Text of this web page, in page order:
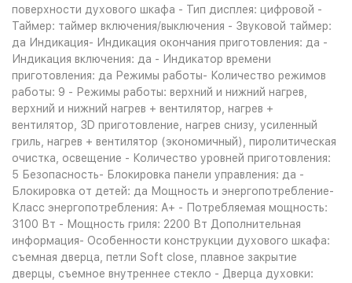
поверхности духового шкафа - Тип дисплея: цифровой -
Таймер: таймер включения/выключения - Звуковой таймер:
да Индикация- Индикация окончания приготовления: да -
Индикация включения: да - Индикатор времени
приготовления: да Режимы работы- Количество режимов
работы: 9 - Режимы работы: верхний и нижний нагрев,
верхний и нижний нагрев + вентилятор, нагрев +
вентилятор, 3D приготовление, нагрев снизу, усиленный
гриль, нагрев + вентилятор (экономичный), пиролитическая
очистка, освещение - Количество уровней приготовления:
5 Безопасность- Блокировка панели управления: да -
Блокировка от детей: да Мощность и энергопотребление-
Класс энергопотребления: A+ - Потребляемая мощность:
3100 Вт - Мощность гриля: 2200 Вт Дополнительная
информация- Особенности конструкции духового шкафа:
съемная дверца, петли Soft close, плавное закрытие
дверцы, съемное внутреннее стекло - Дверца духовки: